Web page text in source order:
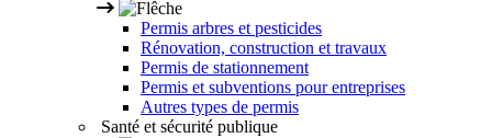
Permis arbres et pesticides
Rénovation, construction et travaux
Permis de stationnement
Permis et subventions pour entreprises
Autres types de permis
Santé et sécurité publique